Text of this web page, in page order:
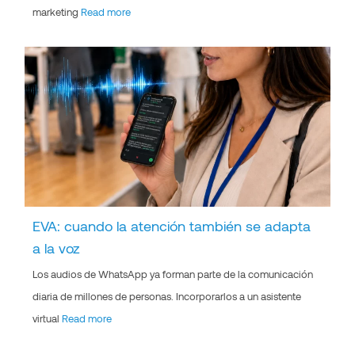
marketingRead more
EVA: cuando la atención también se adapta
a la voz
Los audios de WhatsApp ya forman parte de la comunicación
diaria de millones de personas. Incorporarlos a un asistente
virtualRead more